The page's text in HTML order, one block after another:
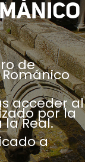
de
acceder al
por la
la Real.
a